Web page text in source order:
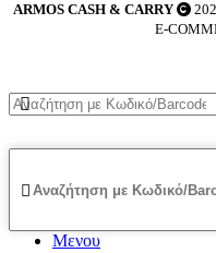
ARMOS CASH & CARRY
E-
Μενου